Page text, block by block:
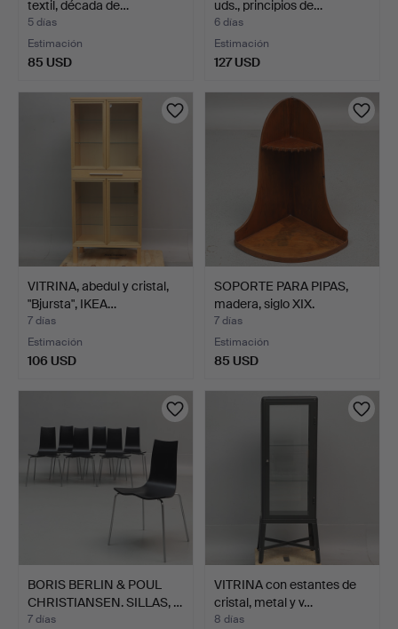
textil, década de…
5 días
Estimación
85 USD
uds., principios de…
6 días
Estimación
127 USD
VITRINA, abedul y cristal,
"Bjursta", IKEA…
7 días
Estimación
106 USD
SOPORTE PARA PIPAS,
madera, siglo XIX.
7 días
Estimación
85 USD
BORIS BERLIN & POUL
CHRISTIANSEN. SILLAS, …
7 días
VITRINA con estantes de
cristal, metal y v…
8 días